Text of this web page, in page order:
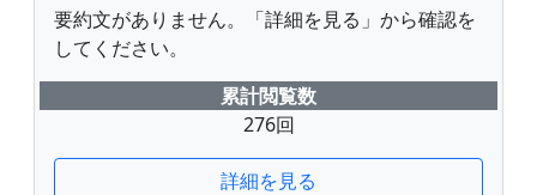
要約文がありません。「詳細を見る」から確認を
してください。
累計閲覧数
276回
詳細を見る